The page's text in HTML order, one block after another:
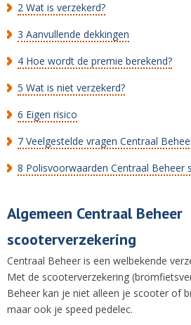
2 Wat is verzekerd?
3 Aanvullende dekkingen
4 Hoe wordt de premie berekend?
5 Wat is niet verzekerd?
6 Eigen risico
7 Veelgestelde vragen Centraal
8 Polisvoorwaarden Centraal Beheer
Algemeen Centraal Beheer
scooterverzekering
Centraal Beheer is een welbekende
Met de scooterverzekering
Beheer kan je niet alleen je scooter of
maar ook je speed pedelec.